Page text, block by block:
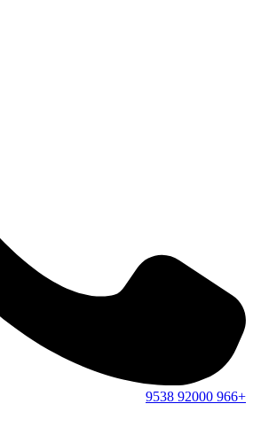
+966
92000
9538